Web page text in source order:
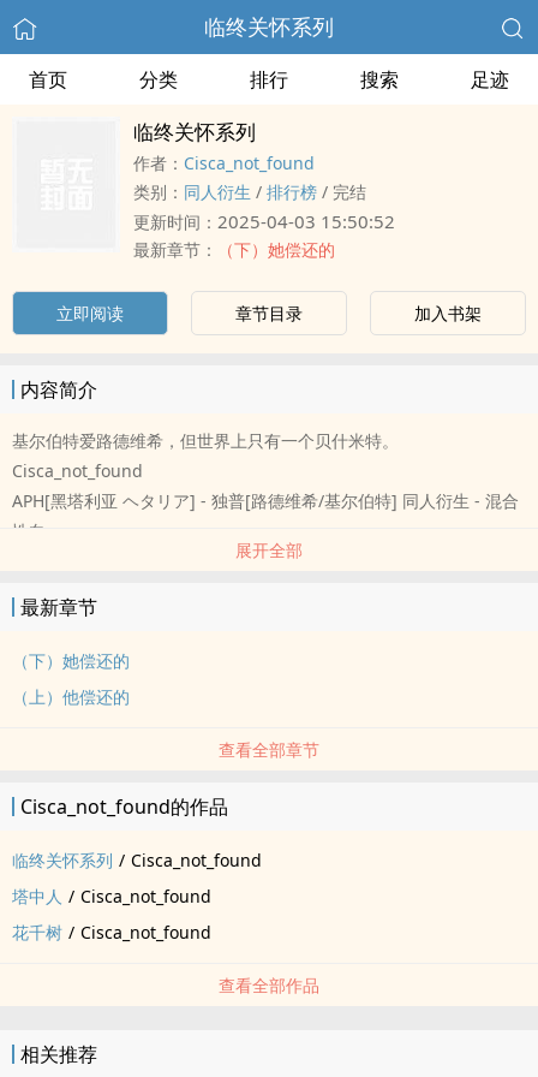
临终关怀系列
首页 分类 排行 搜索 足迹
临终关怀系列
作者： Cisca_not_found
类别： ‍‌‍同‍‌人‌‎衍生 / 排行榜 / 完结
更新时间： 2025-04-03 15:50:52
最新章节： （下）她偿还的
立即阅读 章节目录 加入书架
内容简介
基尔伯特爱路德维希，但世界上只有一个贝什米特。
Cisca_not_found
APH[黑塔利亚 ヘタリア] - 独普[路德维希/基尔伯特] ‍‌‍同‍‌人‌‎衍生 - 混合
性向
非国设的匆忙犯罪故事，架空背景，共上下两篇
（上）《他忏悔的》（下）《她偿还的》
展开全部
最新章节
（下）她偿还的
（上）他偿还的
查看全部章节
Cisca_not_found的作品
临终关怀系列 / Cisca_not_found
塔中人 / Cisca_not_found
花千树 / Cisca_not_found
查看全部作品
相关推荐